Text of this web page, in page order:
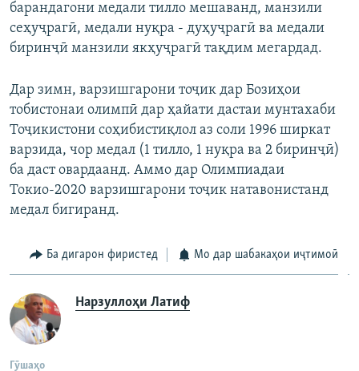
барандагони медали тилло мешаванд, манзили
сеҳуҷрагӣ, медали нуқра - дуҳуҷрагӣ ва медали
биринҷӣ манзили якҳуҷрагӣ тақдим мегардад.
Дар зимн, варзишгарони тоҷик дар Бозиҳои
тобистонаи олимпӣ дар ҳайати дастаи мунтахаби
Тоҷикистони соҳибистиқлол аз соли 1996 ширкат
варзида, чор медал (1 тилло, 1 нуқра ва 2 биринҷӣ)
ба даст овардаанд. Аммо дар Олимпиадаи
Токио-2020 варзишгарони тоҷик натавонистанд
медал бигиранд.
Ба дигарон фиристед Мо дар шабакаҳои иҷтимоӣ
Нарзуллоҳи Латиф
Гӯшаҳо